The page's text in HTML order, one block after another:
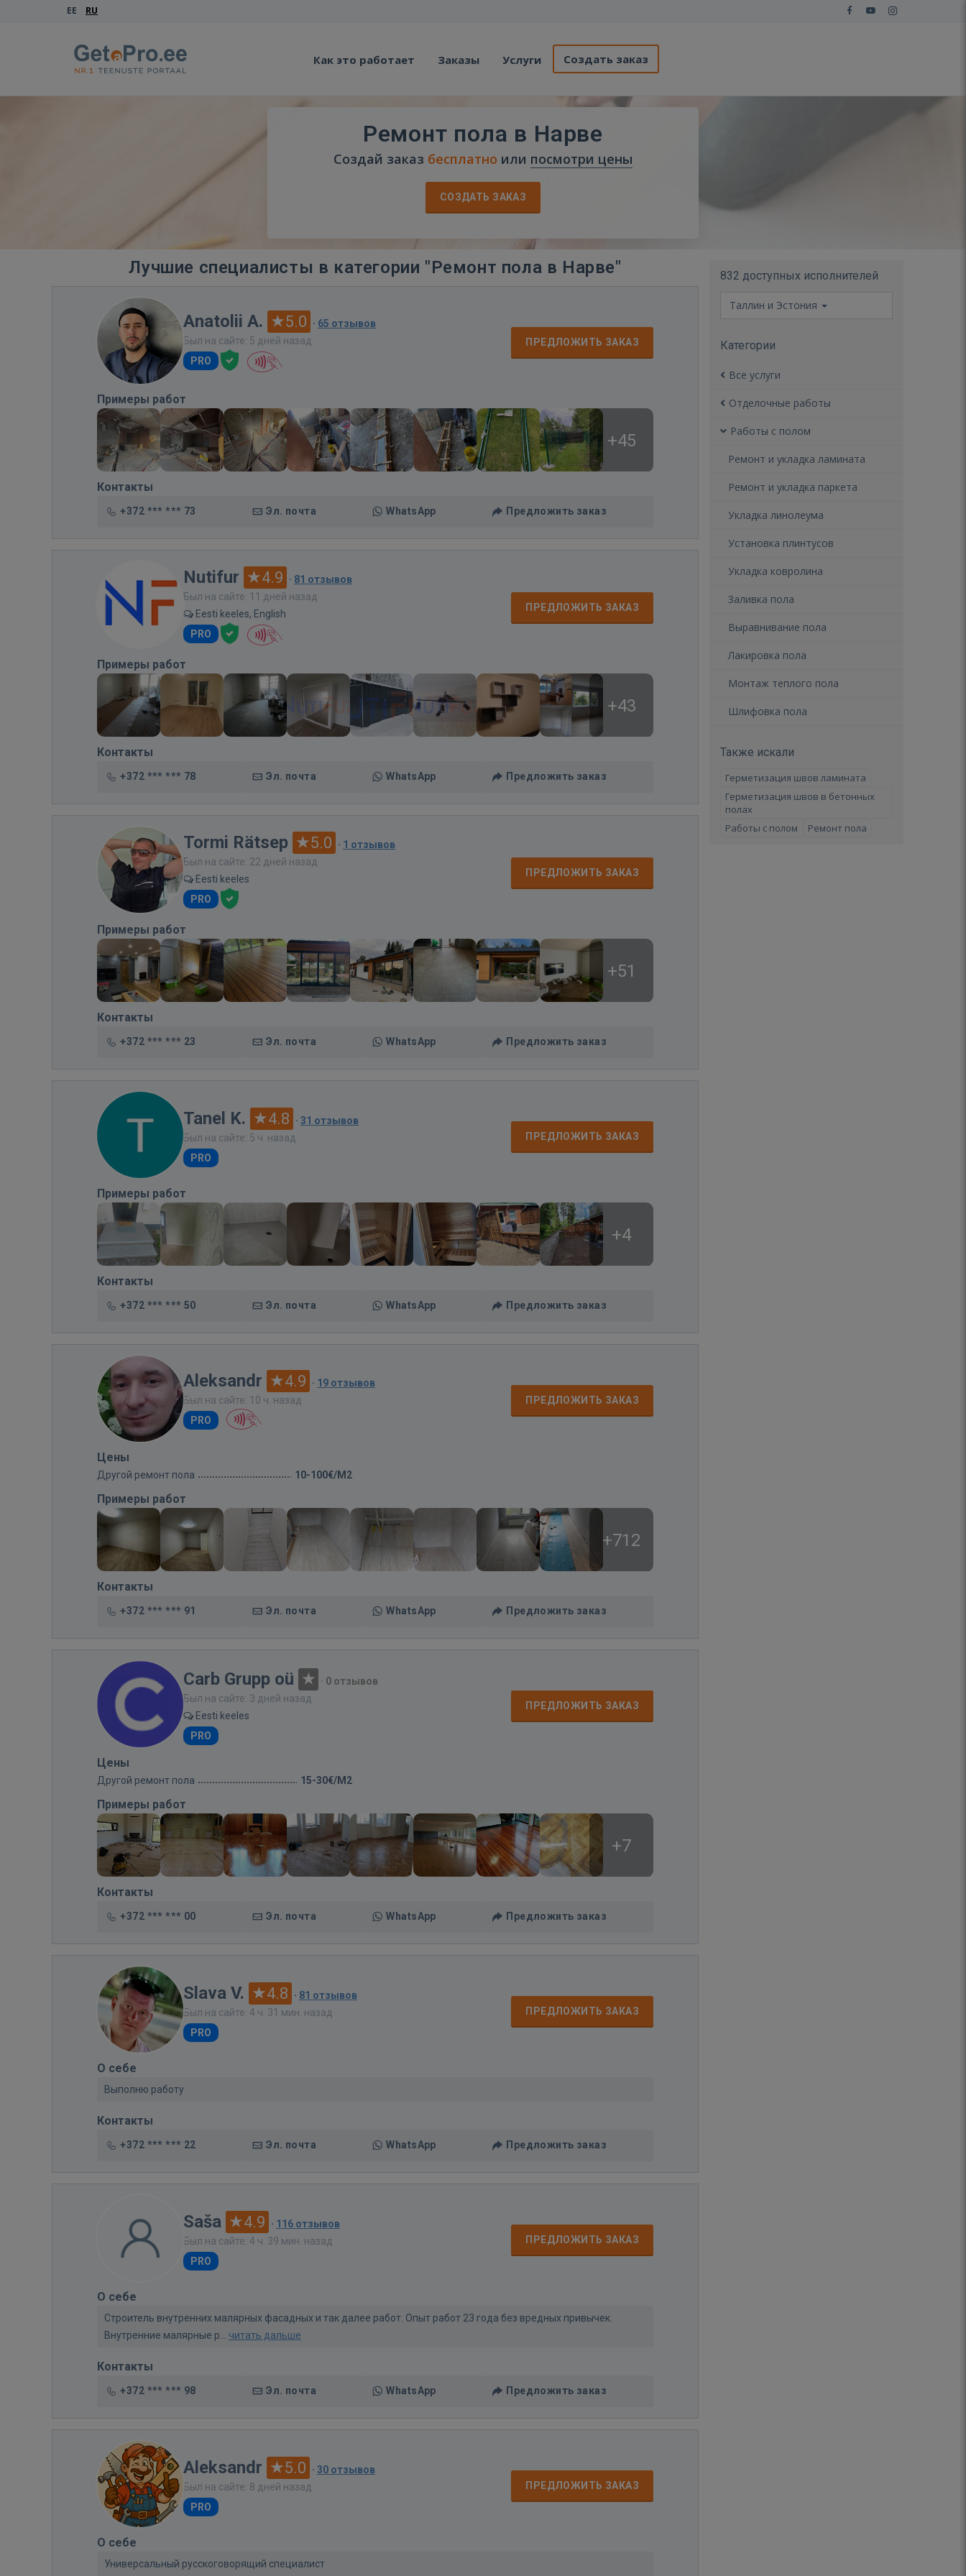
EE RU
Как это работает Заказы Услуги Создать заказ
Ремонт пола в Нарве
Создай заказ бесплатно или посмотри цены
СОЗДАТЬ ЗАКАЗ
Лучшие специалисты в категории "Ремонт пола в Нарве"
Anatolii A. 5.0 · 65 отзывов
Был на сайте: 5 дней назад
PRO
ПРЕДЛОЖИТЬ ЗАКАЗ
Примеры работ
+45
Контакты
+372 *** *** 73 Эл. почта WhatsApp Предложить заказ
Nutifur 4.9 · 81 отзывов
Был на сайте: 11 дней назад
Eesti keeles, English
PRO
ПРЕДЛОЖИТЬ ЗАКАЗ
Примеры работ
+43
Контакты
+372 *** *** 78 Эл. почта WhatsApp Предложить заказ
Tormi Rätsep 5.0 · 1 отзывов
Был на сайте: 22 дней назад
Eesti keeles
PRO
ПРЕДЛОЖИТЬ ЗАКАЗ
Примеры работ
+51
Контакты
+372 *** *** 23 Эл. почта WhatsApp Предложить заказ
Tanel K. 4.8 · 31 отзывов
Был на сайте: 5 ч. назад
PRO
ПРЕДЛОЖИТЬ ЗАКАЗ
Примеры работ
+4
Контакты
+372 *** *** 50 Эл. почта WhatsApp Предложить заказ
Aleksandr 4.9 · 19 отзывов
Был на сайте: 10 ч. назад
PRO
ПРЕДЛОЖИТЬ ЗАКАЗ
Цены
Другой ремонт пола 10-100€/M2
Примеры работ
+712
Контакты
+372 *** *** 91 Эл. почта WhatsApp Предложить заказ
Carb Grupp oü · 0 отзывов
Был на сайте: 3 дней назад
Eesti keeles
PRO
ПРЕДЛОЖИТЬ ЗАКАЗ
Цены
Другой ремонт пола 15-30€/M2
Примеры работ
+7
Контакты
+372 *** *** 00 Эл. почта WhatsApp Предложить заказ
Slava V. 4.8 · 81 отзывов
Был на сайте: 4 ч. 31 мин. назад
PRO
ПРЕДЛОЖИТЬ ЗАКАЗ
О себе
Выполню работу
Контакты
+372 *** *** 22 Эл. почта WhatsApp Предложить заказ
Saša 4.9 · 116 отзывов
Был на сайте: 4 ч. 39 мин. назад
PRO
ПРЕДЛОЖИТЬ ЗАКАЗ
О себе
Строитель внутренних малярных фасадных и так далее работ. Опыт работ 23 года без вредных привычек.
Внутренние малярные р... читать дальше
Контакты
+372 *** *** 98 Эл. почта WhatsApp Предложить заказ
Aleksandr 5.0 · 30 отзывов
Был на сайте: 8 дней назад
PRO
ПРЕДЛОЖИТЬ ЗАКАЗ
О себе
Универсальный русскоговорящий специалист
832 доступных исполнителей
Таллин и Эстония
Категории
Все услуги
Отделочные работы
Работы с полом
Ремонт и укладка ламината
Ремонт и укладка паркета
Укладка линолеума
Установка плинтусов
Укладка ковролина
Заливка пола
Выравнивание пола
Лакировка пола
Монтаж теплого пола
Шлифовка пола
Также искали
Герметизация швов ламината
Герметизация швов в бетонных
полах
Работы с полом
Ремонт пола